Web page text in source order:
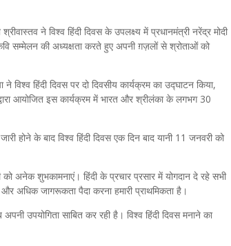
ने विश्व हिंदी दिवस के उपलक्ष्य में प्रधानमंत्री नरेंद्र मोदी
सम्मेलन की अध्यक्षता करते हुए अपनी ग़ज़लों से श्रोताओं को
विश्व हिंदी दिवस पर दो दिवसीय कार्यक्रम का उद्घाटन किया,
आयोजित इस कार्यक्रम में भारत और श्रीलंका के लगभग 30
होने के बाद विश्व हिंदी दिवस एक दिन बाद यानी 11 जनवरी को
अनेक शुभकामनाएं। हिंदी के प्रचार प्रसार में योगदान दे रहे सभी
अधिक जागरूकता पैदा करना हमारी प्राथमिकता है।
उपयोगिता साबित कर रही है। विश्‍व हिंदी दिवस मनाने का